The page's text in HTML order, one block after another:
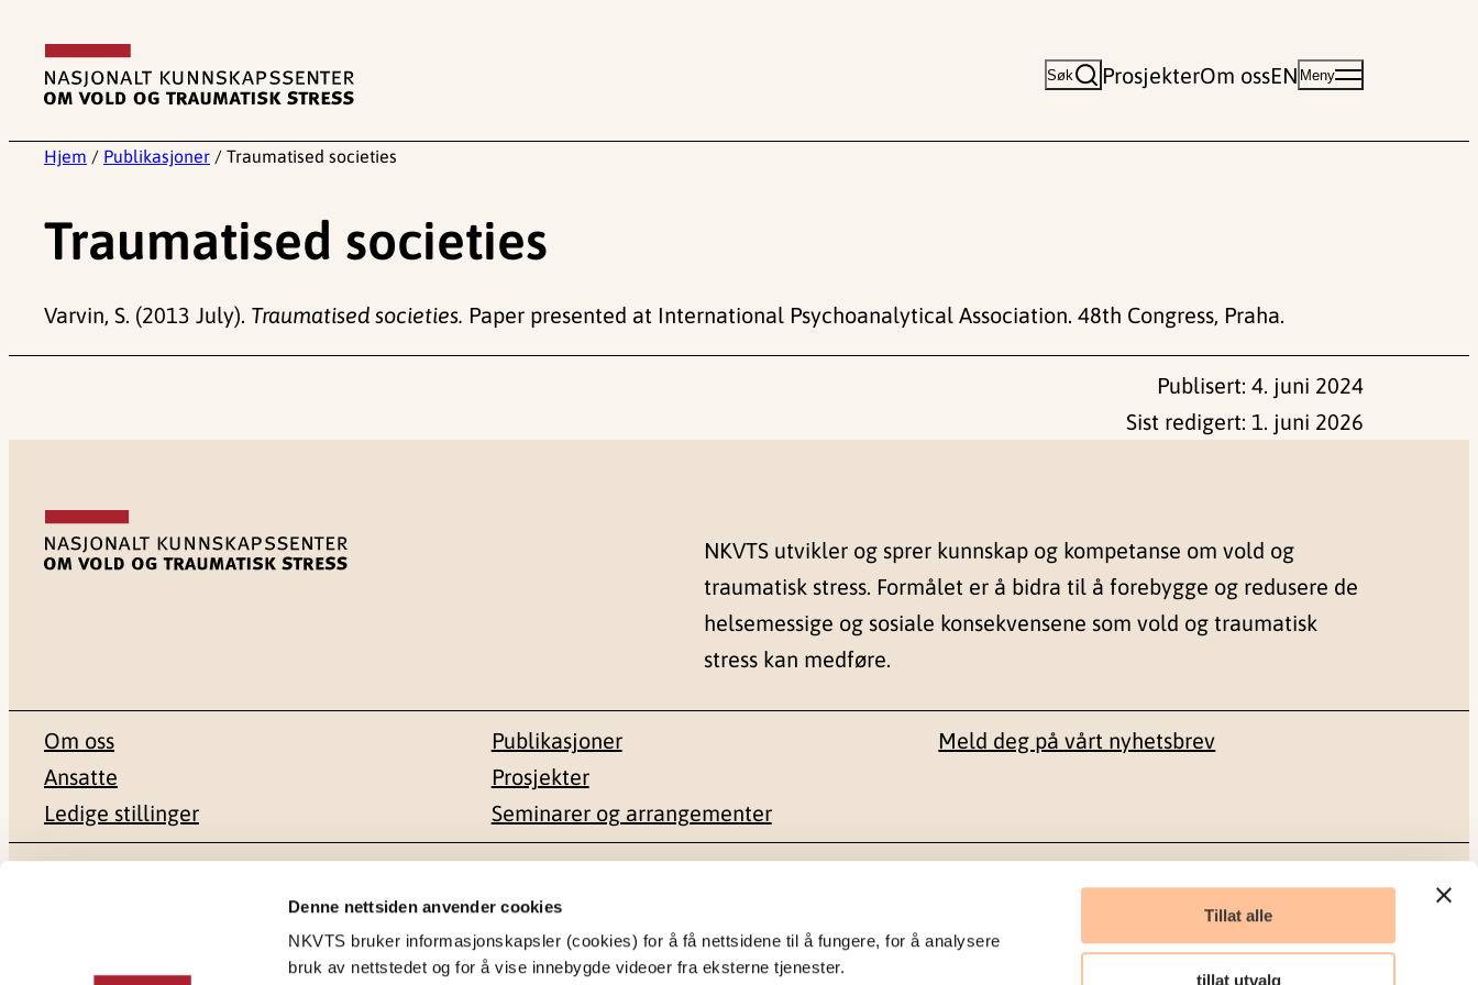
Denne nettsiden anvender cookies
NKVTS bruker informasjonskapsler (cookies) for å få nettsidene til å fungere, for å analysere
bruk av nettstedet og for å vise innebygde videoer fra eksterne tjenester.
Tillat alle
tillat utvalg
innhold
Søk ProsjekterOm ossEN Meny
Hjem / Publikasjoner / Traumatised societies
Traumatised societies
Varvin, S. (2013 July). Traumatised societies. Paper presented at International Psychoanalytical Association. 48th Congress, Praha.
Publisert: 4. juni 2024
Sist redigert: 1. juni 2026
NKVTS utvikler og sprer kunnskap og kompetanse om vold og
traumatisk stress. Formålet er å bidra til å forebygge og redusere de
helsemessige og sosiale konsekvensene som vold og traumatisk
stress kan medføre.
Om oss
Ansatte
Ledige stillinger
Publikasjoner
Prosjekter
Seminarer og arrangementer
Meld deg på vårt nyhetsbrev
Besøksadresse
Gullhaugveien 1-3
22 59 55 00
Sosiale medier
Facebook